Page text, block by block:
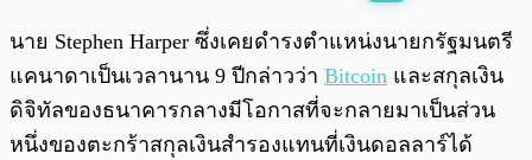
/
นาย Stephen Harper ซึ่งเคยดำรงตำแหน่งนายกรัฐมนตรี
แคนาดาเป็นเวลานาน 9 ปีกล่าวว่า Bitcoin และสกุลเงิน
ดิจิทัลของธนาคารกลางมีโอกาสที่จะกลายมาเป็นส่วน
หนึ่งของตะกร้าสกุลเงินสำรองแทนที่เงินดอลลาร์ได้